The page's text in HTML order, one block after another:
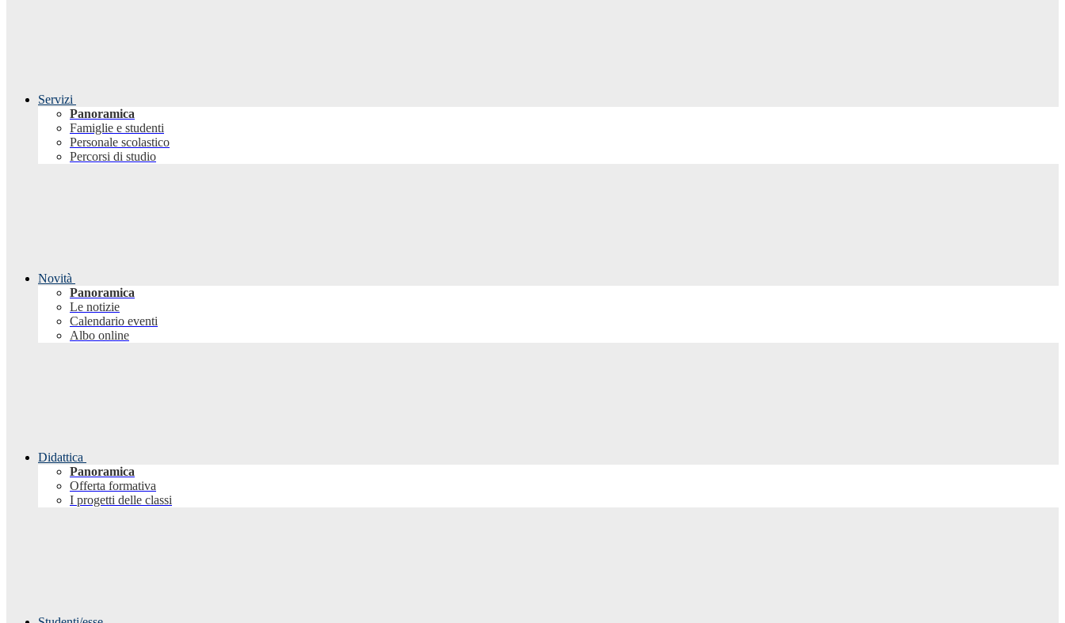
Servizi
Panoramica
Famiglie e studenti
Personale scolastico
Percorsi di studio
Novità
Panoramica
Le notizie
Calendario eventi
Albo online
Didattica
Panoramica
Offerta formativa
I progetti delle classi